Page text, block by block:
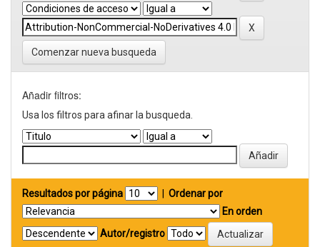
Comenzar nueva busqueda
Añadir filtros:
Usa los filtros para afinar la busqueda.
Resultados por página
Ordenar por
En orden
Autor/registro